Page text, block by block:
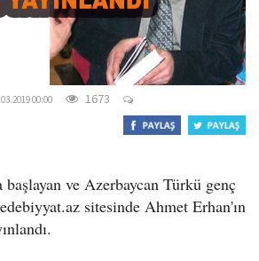
00:00 1673
başlayan ve Azerbaycan Türkü genç
sitesinde Ahmet Erhan'ın